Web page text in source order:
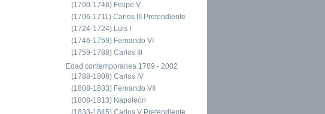
(1700-1746) Felipe V
(1706-1711) Carlos III Pretendiente
(1724-1724) Luis I
(1746-1759) Fernando VI
(1759-1788) Carlos III
Edad contemporanea 1789 - 2002
(1788-1808) Carlos IV
(1808-1833) Fernando VII
(1808-1813) Napoleón